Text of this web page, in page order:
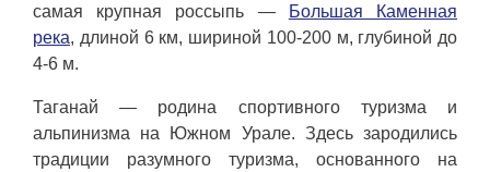
самая крупная россыпь —
Большая Каменная
река, длиной 6 км, шириной 100-200 м, глубиной до
4-6 м.
Таганай — родина спортивного туризма и
альпинизма на Южном Урале. Здесь зародились
традиции разумного туризма, основанного на